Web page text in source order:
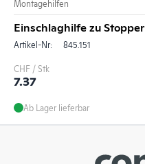
Montagehilfen
Einschlaghilfe zu Stopper
Artikel-Nr: 845.151
CHF / Stk
7.37
Ab Lager lieferbar